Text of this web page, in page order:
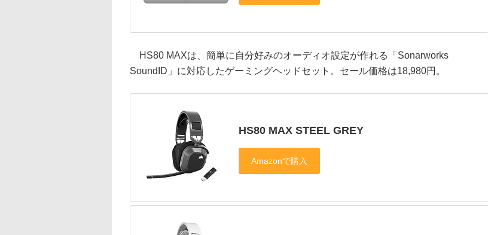
HS80 MAXは、簡単に自分好みのオーディオ設定が作れる「Sonarworks
SoundID」に対応したゲーミングヘッドセット。セール価格は18,980円。
HS80 MAX STEEL GREY